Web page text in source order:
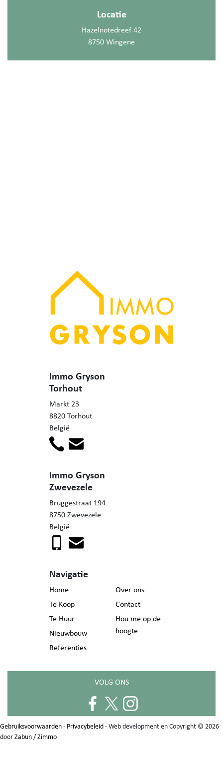
Locatie
Hazelnotedreef 42
8750 Wingene
Immo Gryson
Torhout
Markt 23
8820 Torhout
België
Immo Gryson
Zwevezele
Bruggestraat 194
8750 Zwevezele
België
Navigatie
Home
Te Koop
Te Huur
Nieuwbouw
Referenties
Over ons
Contact
Hou me op de
hoogte
VOLG ONS
Gebruiksvoorwaarden- Privacybeleid- Web development en Copyright © 2026
doorZabun/Zimmo